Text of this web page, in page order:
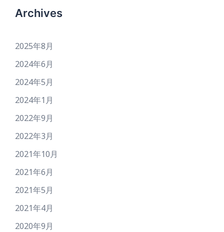
Archives
2025年8月
2024年6月
2024年5月
2024年1月
2022年9月
2022年3月
2021年10月
2021年6月
2021年5月
2021年4月
2020年9月